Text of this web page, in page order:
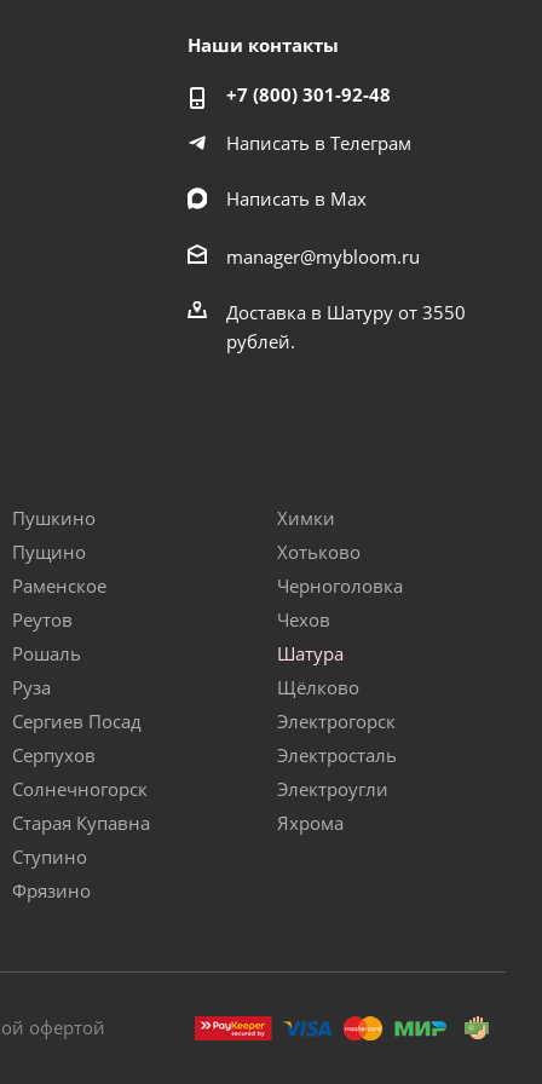
Наши контакты
+7 (800) 301-92-48
Написать в Телеграм
Написать в Мах
manager@mybloom.ru
Доставка в Шатуру от 3550
рублей.
Пушкино
Пущино
Раменское
Реутов
Рошаль
Руза
Сергиев Посад
Серпухов
Солнечногорск
Старая Купавна
Ступино
Фрязино
Химки
Хотьково
Черноголовка
Чехов
Шатура
Щёлково
Электрогорск
Электросталь
Электроугли
Яхрома
офертой